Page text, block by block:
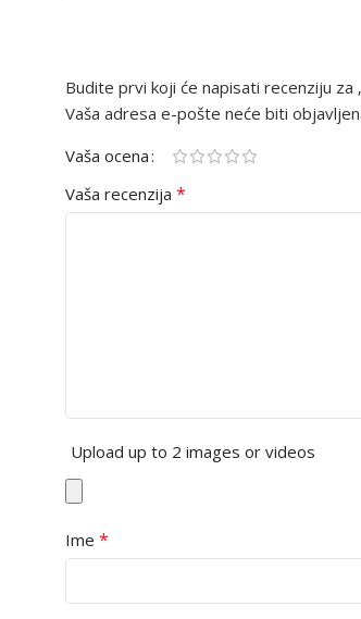
Budite prvi koji će napisati recenziju
Vaša adresa e-pošte neće biti
Vaša ocena
Vaša recenzija *
Upload up to 2 images or videos
Ime *